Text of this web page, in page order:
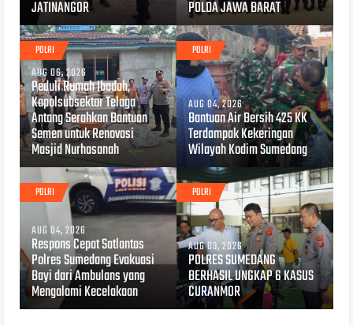
JATINANGOR POLDA JAWA BARAT
POLRI
AUG 06, 2026
Peduli Rumah Ibadah,
Kapolsubsektor Telaga
Antang Serahkan Bantuan
Semen untuk Renovasi
Masjid Nurhasanah
POLRI
AUG 04, 2026
Bantuan Air Bersih 425 KK
Terdampak Kekeringan
Wilayah Kodim Sumedang
POLRI
AUG 04, 2026
Respons Cepat Satlantas
Polres Sumedang Evakuasi
Bayi dari Ambulans yang
Mengalami Kecelakaan
POLRI
AUG 03, 2026
POLRES SUMEDANG
BERHASIL UNGKAP 6 KASUS
CURANMOR